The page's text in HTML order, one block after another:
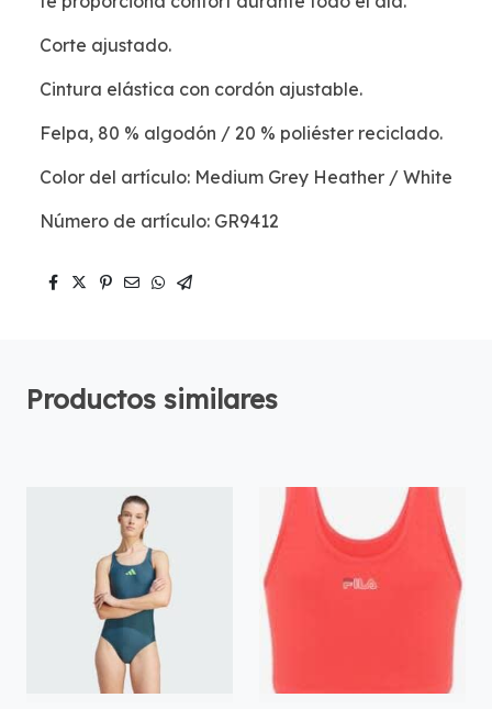
Corte ajustado.
Cintura elástica con cordón ajustable.
Felpa, 80 % algodón / 20 % poliéster reciclado.
Color del artículo: Medium Grey Heather / White
Número de artículo: GR9412
Productos similares